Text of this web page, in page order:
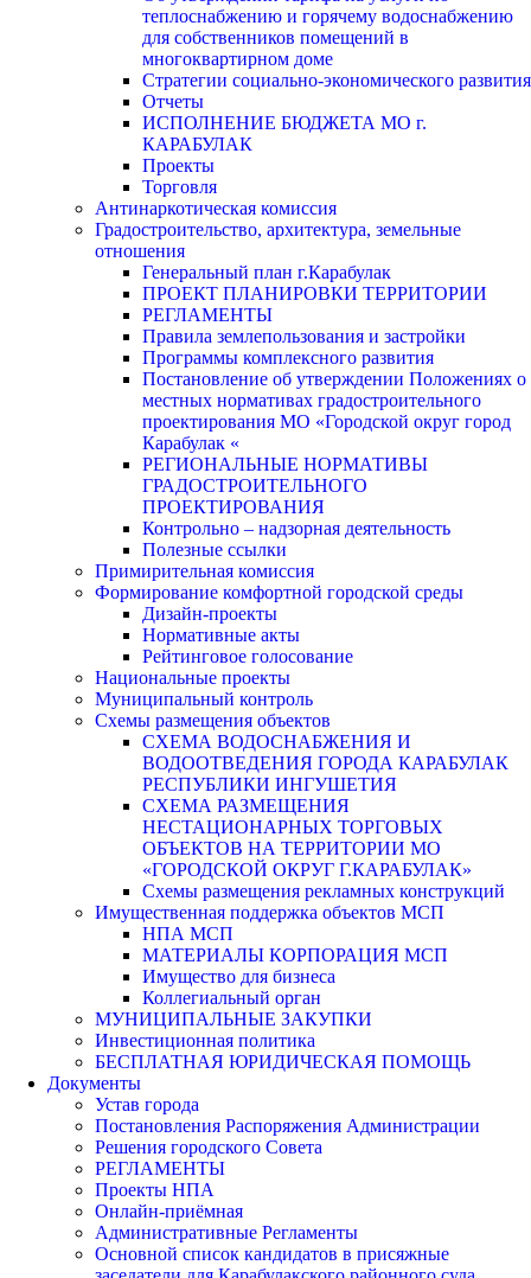
теплоснабжению и горячему водоснабжению
для собственников помещений в
многоквартирном доме
Стратегии социально-экономического развития
Отчеты
ИСПОЛНЕНИЕ БЮДЖЕТА МО г.
КАРАБУЛАК
Проекты
Торговля
Антинаркотическая комиссия
Градостроительство, архитектура, земельные
отношения
Генеральный план г.Карабулак
ПРОЕКТ ПЛАНИРОВКИ ТЕРРИТОРИИ
РЕГЛАМЕНТЫ
Правила землепользования и застройки
Программы комплексного развития
Постановление об утверждении Положениях о
местных нормативах градостроительного
проектирования МО «Городской округ город
Карабулак «
РЕГИОНАЛЬНЫЕ НОРМАТИВЫ
ГРАДОСТРОИТЕЛЬНОГО
ПРОЕКТИРОВАНИЯ
Контрольно – надзорная деятельность
Полезные ссылки
Примирительная комиссия
Формирование комфортной городской среды
Дизайн-проекты
Нормативные акты
Рейтинговое голосование
Национальные проекты
Муниципальный контроль
Схемы размещения объектов
СХЕМА ВОДОСНАБЖЕНИЯ И
ВОДООТВЕДЕНИЯ ГОРОДА КАРАБУЛАК
РЕСПУБЛИКИ ИНГУШЕТИЯ
СХЕМА РАЗМЕЩЕНИЯ
НЕСТАЦИОНАРНЫХ ТОРГОВЫХ
ОБЪЕКТОВ НА ТЕРРИТОРИИ МО
«ГОРОДСКОЙ ОКРУГ Г.КАРАБУЛАК»
Схемы размещения рекламных конструкций
Имущественная поддержка объектов МСП
НПА МСП
МАТЕРИАЛЫ КОРПОРАЦИЯ МСП
Имущество для бизнеса
Коллегиальный орган
МУНИЦИПАЛЬНЫЕ ЗАКУПКИ
Инвестиционная политика
БЕСПЛАТНАЯ ЮРИДИЧЕСКАЯ ПОМОЩЬ
Документы
Устав города
Постановления Распоряжения Администрации
Решения городского Совета
РЕГЛАМЕНТЫ
Проекты НПА
Онлайн-приёмная
Административные Регламенты
Основной список кандидатов в присяжные